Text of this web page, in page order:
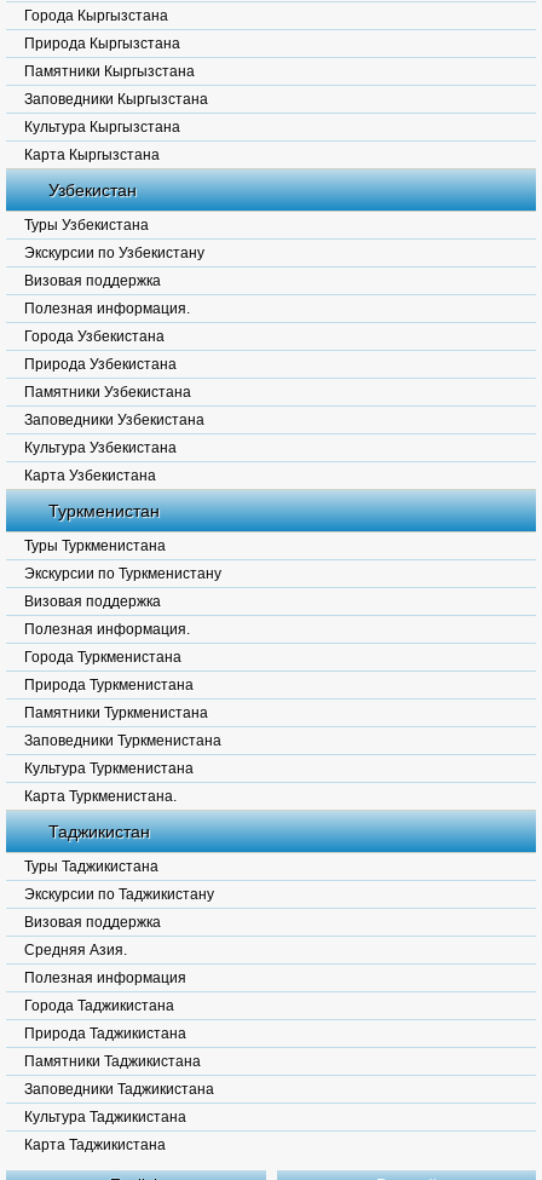
Города Кыргызстана
Природа Кыргызстана
Памятники Кыргызстана
Заповедники Кыргызстана
Культура Кыргызстана
Карта Кыргызстана
Узбекистан
Туры Узбекистана
Экскурсии по Узбекистану
Визовая поддержка
Полезная информация.
Города Узбекистана
Природа Узбекистана
Памятники Узбекистана
Заповедники Узбекистана
Культура Узбекистана
Карта Узбекистана
Туркменистан
Туры Туркменистана
Экскурсии по Туркменистану
Визовая поддержка
Полезная информация.
Города Туркменистана
Природа Туркменистана
Памятники Туркменистана
Заповедники Туркменистана
Культура Туркменистана
Карта Туркменистана.
Таджикистан
Туры Таджикистана
Экскурсии по Таджикистану
Визовая поддержка
Средняя Азия.
Полезная информация
Города Таджикистана
Природа Таджикистана
Памятники Таджикистана
Заповедники Таджикистана
Культура Таджикистана
Карта Таджикистана